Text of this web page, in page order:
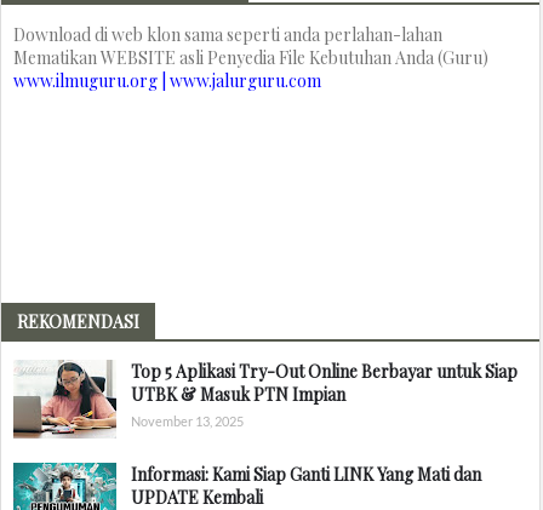
Download di web klon sama seperti anda perlahan-lahan
Mematikan WEBSITE asli Penyedia File Kebutuhan Anda (Guru)
www.ilmuguru.org | www.jalurguru.com
REKOMENDASI
Top 5 Aplikasi Try-Out Online Berbayar untuk Siap
UTBK & Masuk PTN Impian
November 13, 2025
Informasi: Kami Siap Ganti LINK Yang Mati dan
UPDATE Kembali